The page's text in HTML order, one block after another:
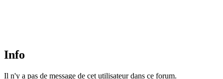
Info
Il n'y a pas de message de cet utilisateur dans ce forum.